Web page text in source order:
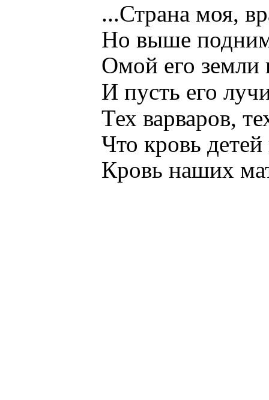
...Страна моя,
Но выше
Омой его земли
И пусть его
Тех варваров,
Что кровь
Кровь наших